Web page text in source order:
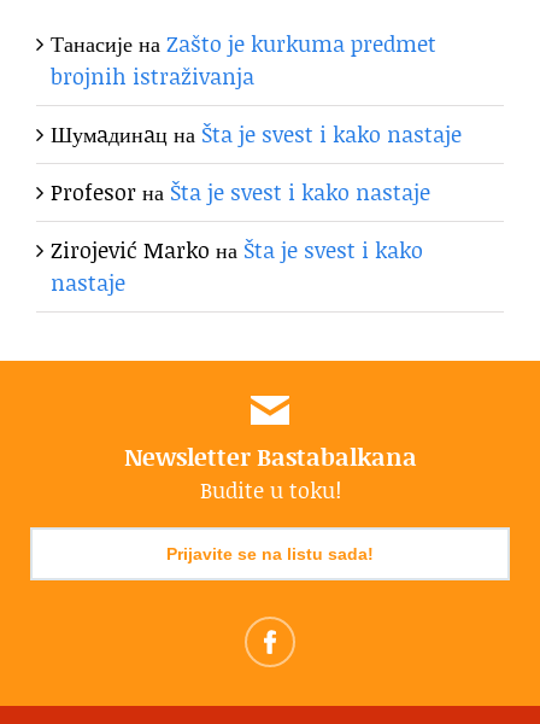
ТанасијенаZašto je kurkuma predmet
brojnih istraživanja
Шумaдинaцна Šta je svest i kako nastaje
Profesorна Šta je svest i kako nastaje
Zirojević Marko на Šta je svest i kako
nastaje
Newsletter Bastabalkana
Budite u toku!
Prijavite se na listu sada!